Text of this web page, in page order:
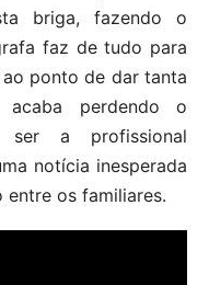
briga, fazendo o
faz de tudo para
ponto de dar tanta
perdendo o
a profissional
notícia inesperada
entre os familiares.